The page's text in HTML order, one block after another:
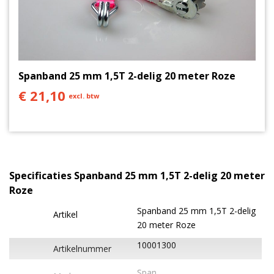
Spanband 25 mm 1,5T 2-delig 20 meter Roze
€ 21,10 excl. btw
Specificaties Spanband 25 mm 1,5T 2-delig 20 meter
Roze
Artikel
Spanband 25 mm 1,5T 2-delig
20 meter Roze
Artikelnummer 10001300